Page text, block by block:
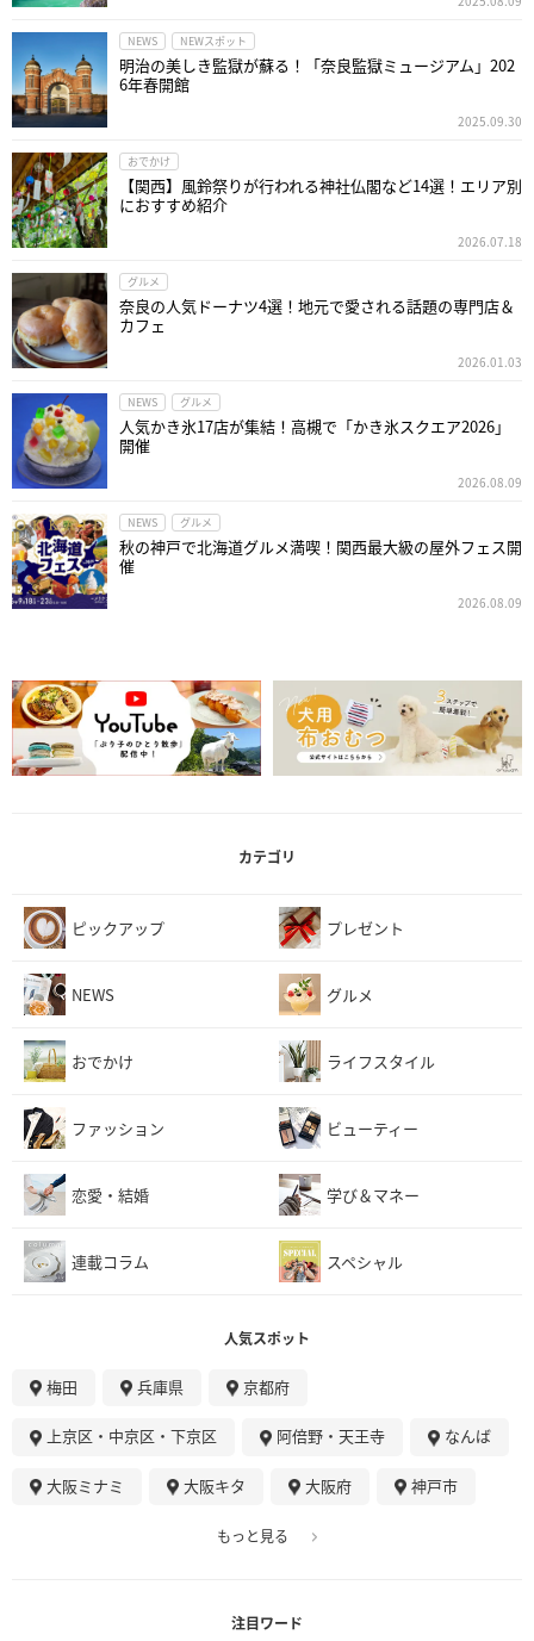
NEWS NEWスポット
明治の美しき監獄が蘇る！「奈良監獄ミュージアム」202
6年春開館
2025.09.30
おでかけ
【関西】風鈴祭りが行われる神社仏閣など14選！エリア別
におすすめ紹介
2026.07.18
グルメ
奈良の人気ドーナツ4選！地元で愛される話題の専門店＆
カフェ
2026.01.03
NEWS グルメ
人気かき氷17店が集結！高槻で「かき氷スクエア2026」
開催
2026.08.09
NEWS グルメ
秋の神戸で北海道グルメ満喫！関西最大級の屋外フェス開
催
2026.08.09
カテゴリ
ピックアップ プレゼント
NEWS グルメ
おでかけ ライフスタイル
ファッション ビューティー
恋愛・結婚 学び＆マネー
連載コラム スペシャル
人気スポット
梅田 兵庫県 京都府
上京区・中京区・下京区 阿倍野・天王寺 なんば
大阪ミナミ 大阪キタ 大阪府 神戸市
もっと見る
注目ワード